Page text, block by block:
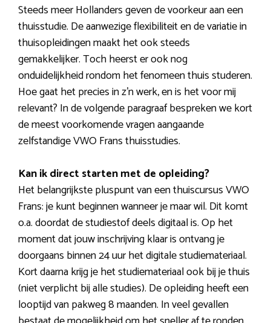
Steeds meer Hollanders geven de voorkeur aan een
thuisstudie. De aanwezige flexibiliteit en de variatie in
thuisopleidingen maakt het ook steeds
gemakkelijker. Toch heerst er ook nog
onduidelijkheid rondom het fenomeen thuis studeren.
Hoe gaat het precies in z’n werk, en is het voor mij
relevant? In de volgende paragraaf bespreken we kort
de meest voorkomende vragen aangaande
zelfstandige VWO Frans thuisstudies.
Kan ik direct starten met de opleiding?
Het belangrijkste pluspunt van een thuiscursus VWO
Frans: je kunt beginnen wanneer je maar wil. Dit komt
o.a. doordat de studiestof deels digitaal is. Op het
moment dat jouw inschrijving klaar is ontvang je
doorgaans binnen 24 uur het digitale studiemateriaal.
Kort daarna krijg je het studiemateriaal ook bij je thuis
(niet verplicht bij alle studies). De opleiding heeft een
looptijd van pakweg 8 maanden. In veel gevallen